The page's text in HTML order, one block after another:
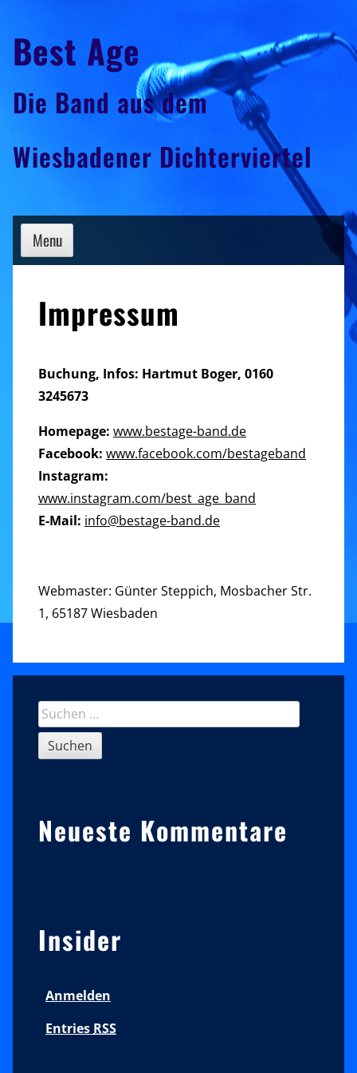
to
content
Best Age
Die Band aus dem
Wiesbadener Dichterviertel
Menu
Impressum
Buchung, Infos: Hartmut Boger, 0160
3245673
Homepage: www.bestage-band.de
Facebook: www.facebook.com/bestageband
Instagram:
www.instagram.com/best_age_band
E-Mail: info@bestage-band.de
Webmaster: Günter Steppich, Mosbacher Str.
1, 65187 Wiesbaden
Sidebar
Suchen
nach:
Neueste Kommentare
Insider
Anmelden
EntriesRSS